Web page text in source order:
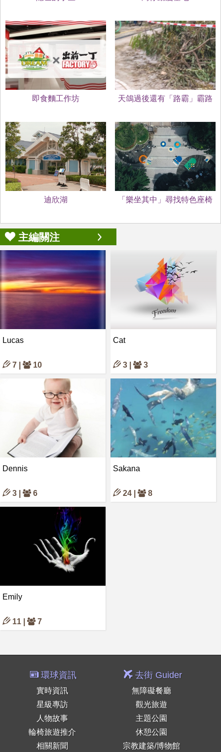
即食麵工作坊 天鴿過後還有「路霸」霸路
迪欣湖 「樂坐其中」尋找特色座椅
主編關注
Lucas
7 | 10
Cat
3 | 3
Dennis
3 | 6
Sakana
24 | 8
Emily
11 | 7
環球資訊
實時資訊
星級專訪
人物故事
輪椅旅遊推介
相關新聞
去街 Guider
無障礙餐廳
觀光旅遊
主題公園
休憩公園
宗教建築/博物館